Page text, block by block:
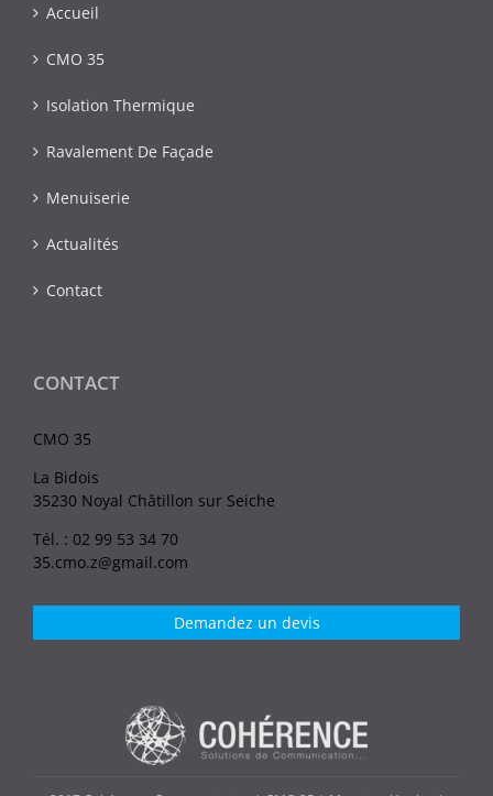
Accueil
CMO 35
Isolation Thermique
Ravalement De Façade
Menuiserie
Actualités
Contact
CONTACT
CMO 35
La Bidois
35230 Noyal Châtillon sur Seiche
Tél. : 02 99 53 34 70
35.cmo.z@gmail.com
Demandez un devis